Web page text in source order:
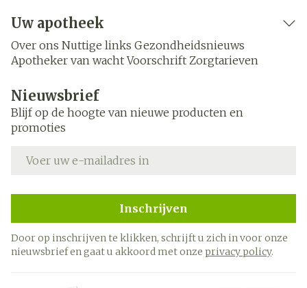
Uw apotheek
Over ons Nuttige links Gezondheidsnieuws
Apotheker van wacht Voorschrift Zorgtarieven
Nieuwsbrief
Blijf op de hoogte van nieuwe producten en
promoties
Inschrijven
Door op inschrijven te klikken, schrijft u zich in voor onze
nieuwsbrief en gaat u akkoord met onze privacy policy.